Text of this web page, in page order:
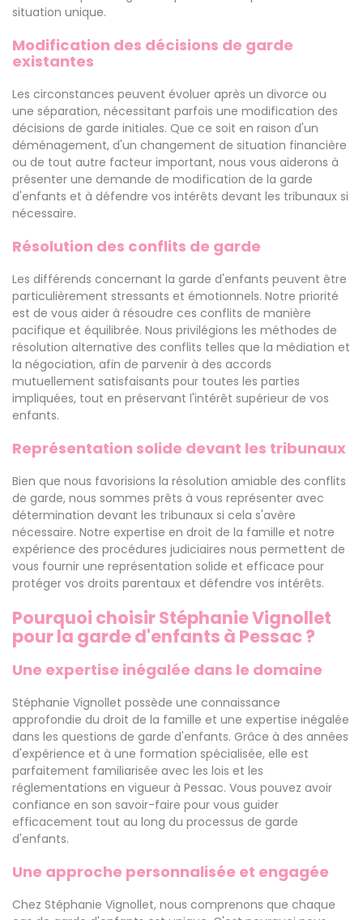
situation unique.
Modification des décisions de garde
existantes
Les circonstances peuvent évoluer après un divorce ou
une séparation, nécessitant parfois une modification des
décisions de garde initiales. Que ce soit en raison d'un
déménagement, d'un changement de situation financière
ou de tout autre facteur important, nous vous aiderons à
présenter une demande de modification de la garde
d'enfants et à défendre vos intérêts devant les tribunaux si
nécessaire.
Résolution des conflits de garde
Les différends concernant la garde d'enfants peuvent être
particulièrement stressants et émotionnels. Notre priorité
est de vous aider à résoudre ces conflits de manière
pacifique et équilibrée. Nous privilégions les méthodes de
résolution alternative des conflits telles que la médiation et
la négociation, afin de parvenir à des accords
mutuellement satisfaisants pour toutes les parties
impliquées, tout en préservant l'intérêt supérieur de vos
enfants.
Représentation solide devant les tribunaux
Bien que nous favorisions la résolution amiable des conflits
de garde, nous sommes prêts à vous représenter avec
détermination devant les tribunaux si cela s'avère
nécessaire. Notre expertise en droit de la famille et notre
expérience des procédures judiciaires nous permettent de
vous fournir une représentation solide et efficace pour
protéger vos droits parentaux et défendre vos intérêts.
Pourquoi choisir Stéphanie Vignollet
pour la garde d'enfants à Pessac ?
Une expertise inégalée dans le domaine
Stéphanie Vignollet possède une connaissance
approfondie du droit de la famille et une expertise inégalée
dans les questions de garde d'enfants. Grâce à des années
d'expérience et à une formation spécialisée, elle est
parfaitement familiarisée avec les lois et les
réglementations en vigueur à Pessac. Vous pouvez avoir
confiance en son savoir-faire pour vous guider
efficacement tout au long du processus de garde
d'enfants.
Une approche personnalisée et engagée
Chez Stéphanie Vignollet, nous comprenons que chaque